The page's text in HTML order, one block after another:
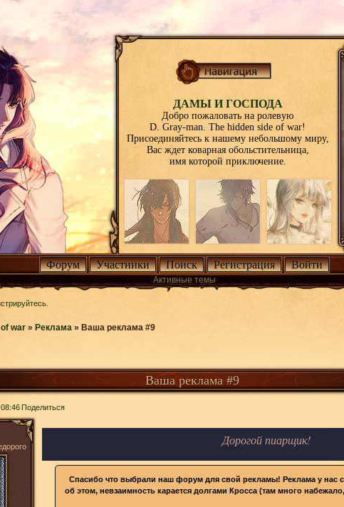
ДАМЫ И ГОСПОДА
Добро пожаловать на ролевую
D. Gray-man. The hidden side of war!
Присоединяйтесь к нашему небольшому миру,
Вас ждет коварная обольстительница,
имя которой приключение.
Форум Участники Поиск Регистрация Войти
Активные темы
.
war »Реклама »Ваша реклама #9
Ваша реклама #9
Поделиться
Дорогой пиарщик!
Спасибо что выбрали наш форум для свой рекламы! Реклама у нас
об этом, невзаимность карается долгами Кросса (там много